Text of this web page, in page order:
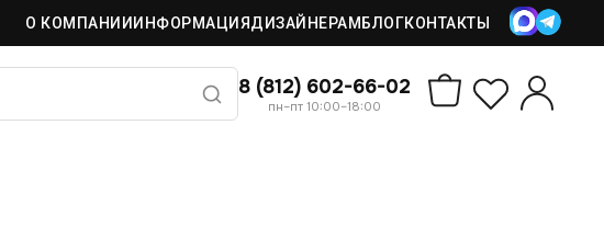
О КОМПАНИИ ИНФОРМАЦИЯДИЗАЙНЕРАМ БЛОГКОНТАКТЫ
8 (812) 602-66-02
пн–пт 10:00–18:00